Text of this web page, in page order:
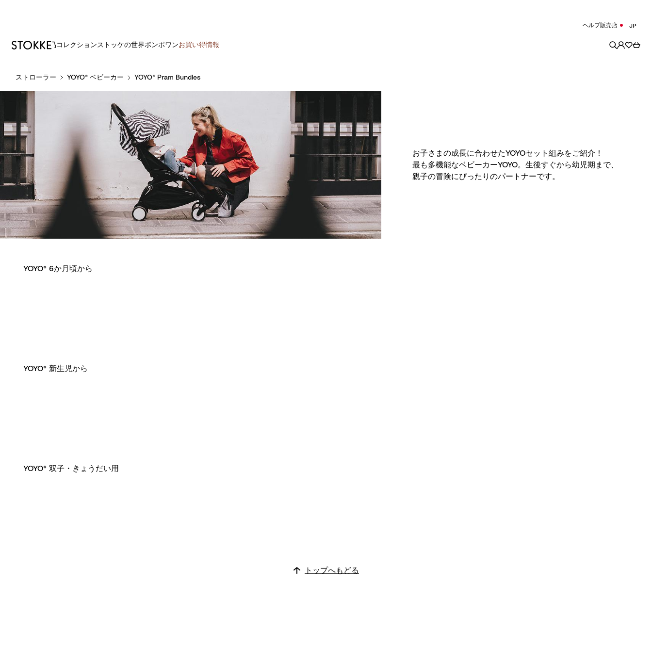
i
C
o
n
e
t
ヘルプ販売店 JP
製品 コレクション ストッケの世界ボンポワンお買い得情報
ストローラー YOYO® ベビーカー YOYO® Pram Bundles
お子さまの成長に合わせたYOYOセット組みをご紹介！
最も多機能なベビーカーYOYO。生後すぐから幼児期まで、
親子の冒険にぴったりのパートナーです。
YOYO® 6か月頃から
YOYO® 新生児から
YOYO® 双子・きょうだい用
トップへもどる